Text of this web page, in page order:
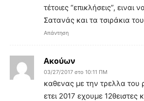
τέτοιες “επικλήσεις”, ειναι
Σατανάς και τα τσιράκια
Απάντηση
Ακούων
03/27/2017 στο 10:11 ΠΜ
καθενας με την τρελλα του
ετει 2017 εχουμε 12θειστες